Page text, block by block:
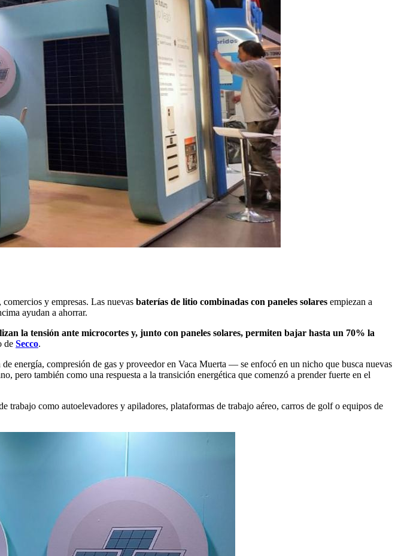
y empresas. Las nuevas baterías de litio combinadas con paneles solares empiezan a
ayudan a ahorrar.
la tensión ante microcortes y, junto con paneles solares, permiten bajar hasta un 70% la
de Secco.
energía, compresión de gas y proveedor en Vaca Muerta — se enfocó en un nicho que busca nuevas
pero también como una respuesta a la transición energética que comenzó a prender fuerte en el
como autoelevadores y apiladores, plataformas de trabajo aéreo, carros de golf o equipos de